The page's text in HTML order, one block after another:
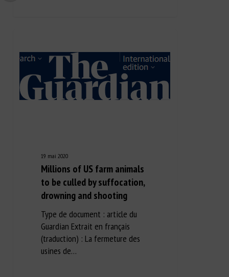
19 mai 2020
Millions of US farm animals
to be culled by suffocation,
drowning and shooting
Type de document : article du
Guardian Extrait en français
(traduction) : La fermeture des
usines de…